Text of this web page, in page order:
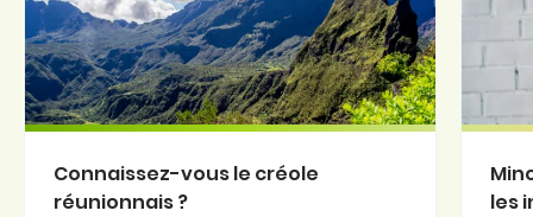
Connaissez-vous le créole
réunionnais ?
les